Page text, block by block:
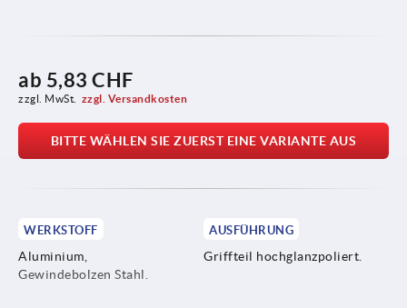
ab 5,83 CHF
zzgl. MwSt. zzgl. Versandkosten
BITTE WÄHLEN SIE ZUERST EINE VARIANTE AUS
WERKSTOFF
Aluminium,
Gewindebolzen Stahl.
AUSFÜHRUNG
Griffteil hochglanzpoliert.